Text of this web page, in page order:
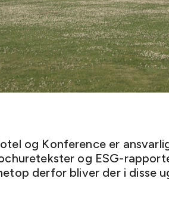
og Konference er
og ESG-
derfor bliver der i disse